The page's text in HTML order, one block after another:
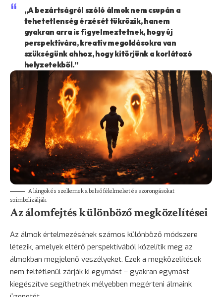
„A bezártságról szóló álmok nem csupán a
tehetetlenség érzését tükrözik, hanem
gyakran arra is figyelmeztetnek, hogy új
perspektívára, kreatív megoldásokra van
szükségünk ahhoz, hogy kitörjünk a korlátozó
helyzetekből.”
A lángok és szellemek a belső félelmeket és szorongásokat
szimbolizálják.
Az álomfejtés különböző megközelítései
Az álmok értelmezésének számos különböző módszere
létezik, amelyek eltérő perspektívából közelítik meg az
álmokban megjelenő veszélyeket. Ezek a megközelítések
nem feltétlenül zárják ki egymást – gyakran egymást
kiegészítve segíthetnek mélyebben megérteni álmaink